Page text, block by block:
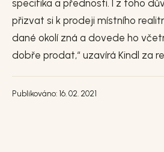
specifika a přednosti. I z toho
přizvat si k prodeji místního
dané okolí zná a dovede ho
dobře prodat,“ uzavírá Kindl za
Publikováno: 16. 02. 2021